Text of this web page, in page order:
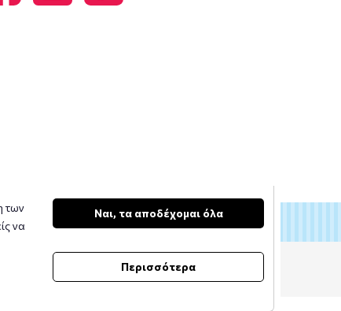
των
να
Ναι, τα αποδέχομαι όλα
Περισσότερα